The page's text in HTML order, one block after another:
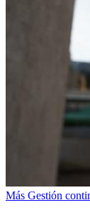
Más Gestión